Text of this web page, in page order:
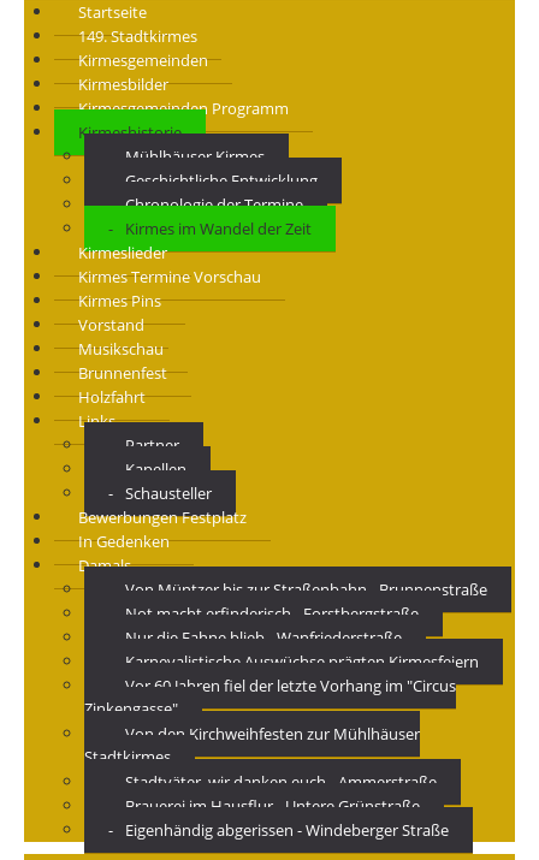
Startseite
149. Stadtkirmes
Kirmesgemeinden
Kirmesbilder
Kirmesgemeinden Programm
Kirmeshistorie
Mühlhäuser Kirmes
Geschichtliche Entwicklung
Chronologie der Termine
Kirmes im Wandel der Zeit
Kirmeslieder
Kirmes Termine Vorschau
Kirmes Pins
Vorstand
Musikschau
Brunnenfest
Holzfahrt
Links
Partner
Kapellen
Schausteller
Bewerbungen Festplatz
In Gedenken
Damals
Von Müntzer bis zur Straßenbahn - Brunnenstraße
Not macht erfinderisch - Forstbergstraße
Nur die Fahne blieb - Wanfriederstraße
Karnevalistische Auswüchse prägten Kirmesfeiern
Vor 60 Jahren fiel der letzte Vorhang im "Circus
Zinkengasse"
Von den Kirchweihfesten zur Mühlhäuser
Stadtkirmes
Stadtväter, wir danken euch - Ammerstraße
Brauerei im Hausflur - Untere Grünstraße
Eigenhändig abgerissen - Windeberger Straße